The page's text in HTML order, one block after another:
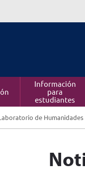
Información
para
estudiantes
de